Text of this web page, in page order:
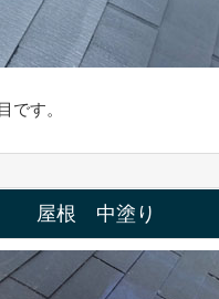
です。
屋根 中塗り